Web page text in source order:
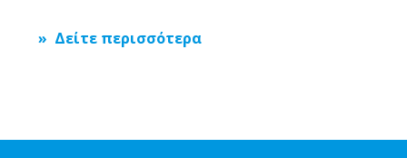
Δείτε περισσότερα